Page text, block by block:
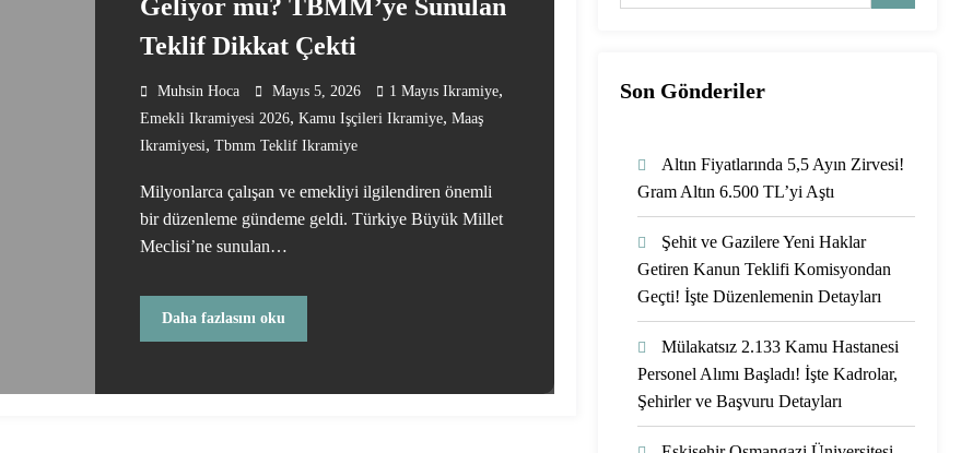
Geliyor mu? TBMM’ye Sunulan
Teklif Dikkat Çekti
Muhsin Hoca Mayıs 5, 2026 1 Mayıs Ikramiye,
Emekli Ikramiyesi 2026, Kamu Işçileri Ikramiye, Maaş
Ikramiyesi, Tbmm Teklif Ikramiye
Milyonlarca çalışan ve emekliyi ilgilendiren önemli
bir düzenleme gündeme geldi. Türkiye Büyük Millet
Meclisi’ne sunulan…
Daha fazlasını oku
Son Gönderiler
Altın Fiyatlarında 5,5 Ayın Zirvesi!
Gram Altın 6.500 TL’yi Aştı
Şehit ve Gazilere Yeni Haklar
Getiren Kanun Teklifi Komisyondan
Geçti! İşte Düzenlemenin Detayları
Mülakatsız 2.133 Kamu Hastanesi
Personel Alımı Başladı! İşte Kadrolar,
Şehirler ve Başvuru Detayları